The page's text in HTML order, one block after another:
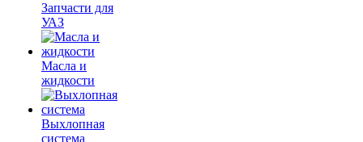
Запчасти для
УАЗ
Масла и
жидкости
Выхлопная
система